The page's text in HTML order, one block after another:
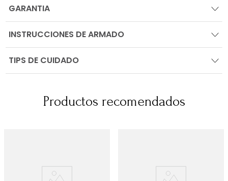
GARANTIA
INSTRUCCIONES DE ARMADO
TIPS DE CUIDADO
Productos recomendados